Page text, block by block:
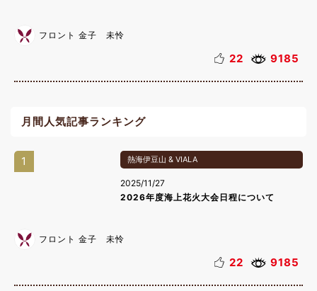
フロント 金子 未怜
22 9185
月間人気記事ランキング
1 熱海伊豆山 & VIALA
2025/11/27
2026年度海上花火大会日程について
フロント 金子 未怜
22 9185